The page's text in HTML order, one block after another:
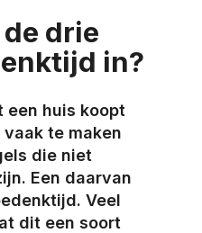
drie
in?
een huis koopt
te maken
die niet
Een daarvan
Veel
dit een soort